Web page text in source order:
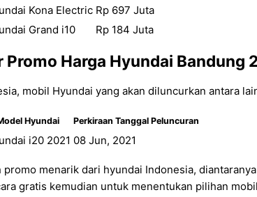
Kona Electric Rp 697 Juta
Grand i10
Rp 184 Juta
Promo Harga Hyundai Bandung
mobil Hyundai yang akan diluncurkan antara
Hyundai Perkiraan Tanggal Peluncuran
i20 2021 08 Jun, 2021
promo menarik dari hyundai Indonesia,
gratis kemudian untuk menentukan pilihan